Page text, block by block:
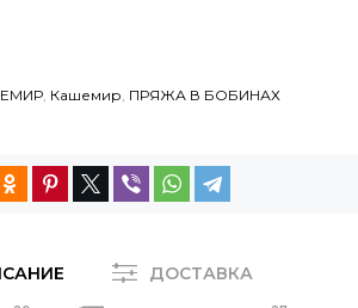
Кашемир ПРЯЖА В БОБИНАХ
ДОСТАВКА